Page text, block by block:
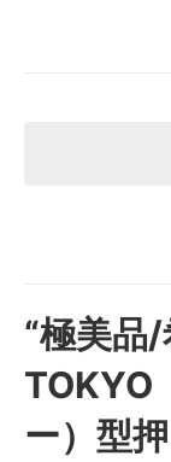
“極美品/
TOKYO
ー）型